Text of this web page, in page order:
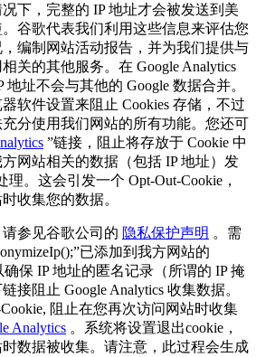
下，完整的 IP 地址才会被发送到美
谷歌代表我们利用这些信息来评估您
编制网站活动报告，并为我们提供与
关的其他服务。在 Google Analytics
址不会与其他的 Google 数据合并。
软件设置来阻止 Cookies 存储，不过
分使用我们网站的所有功能。您还可
”链接，阻止将存放于 Cookie 中
网站相关的数据（包括 IP 地址）发
理。这会引发一个 Opt-Out-Cookie，
收集您的数据。
参见谷歌公司的 隐私保护声明 。需
已添加到我方网站的
确保 IP 地址的匿名记录（所谓的 IP 掩
接阻止 Google Analytics 收集数据。
阻止在您再次访问网站时收集
Analytics 。系统将设置退出cookie，
数据被收集。请注意，此过程会生成